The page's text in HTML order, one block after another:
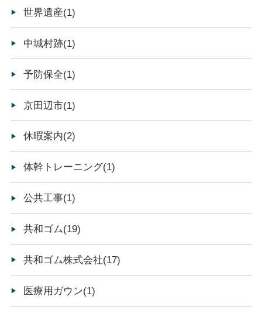
世界遺産(1)
中城村跡(1)
予防保全(1)
京田辺市(1)
休暇案内(2)
体幹トレーニング(1)
公共工事(1)
共和ゴム(19)
共和ゴム株式会社(17)
医療用ガウン(1)